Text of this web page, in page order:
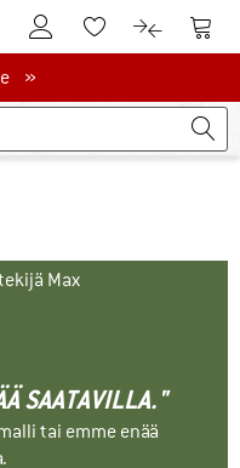
Tästä asiakastililleTästä toivelistalle.
Tästä
»
Max
SAATAVILLA."
tai emme enää